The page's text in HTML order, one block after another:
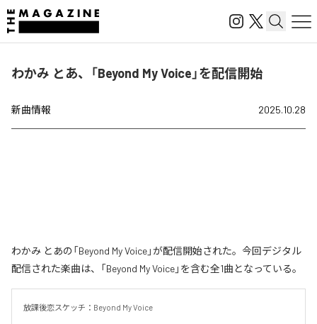
わかみ とあ、「Beyond My Voice」を配信開始
新曲情報 2025.10.28
わかみ とあの「Beyond My Voice」が配信開始された。今回デジタル
配信された楽曲は、「Beyond My Voice」を含む全1曲となっている。
放課後恋スケッチ：Beyond My Voice